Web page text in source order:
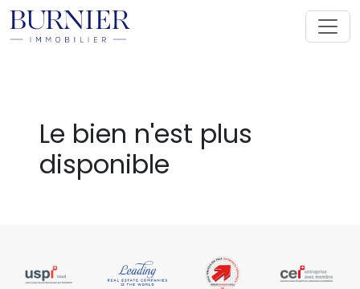
Le bien n'est plus
disponible